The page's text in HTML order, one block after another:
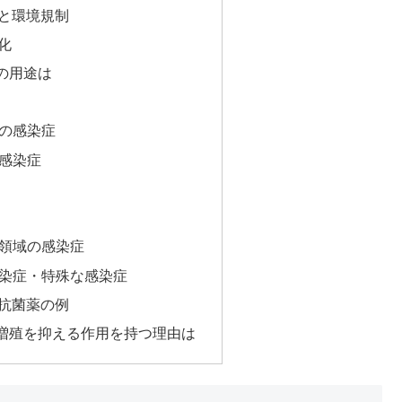
環境規制
用途は
感染症
染症
域の感染症
症・特殊な感染症
菌薬の例
殖を抑える作用を持つ理由は